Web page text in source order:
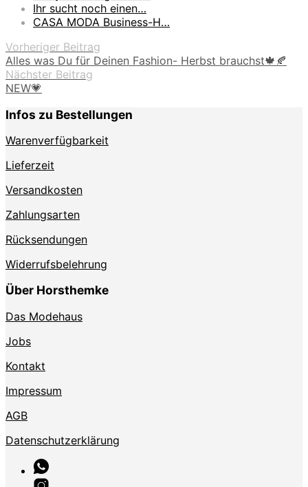
Ihr sucht noch einen…
CASA MODA Business-H…
Vorheriger Beitrag
Alles was Du für Deinen Fashion- Herbst brauchst🍁🍂
Nächster Beitrag
NEW💗
Infos zu Bestellungen
Warenverfügbarkeit
Lieferzeit
Versandkosten
Zahlungsarten
Rücksendungen
Widerrufsbelehrung
Über Horsthemke
Das Modehaus
Jobs
Kontakt
Impressum
AGB
Datenschutzerklärung